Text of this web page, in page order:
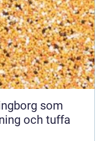
som
och tuffa